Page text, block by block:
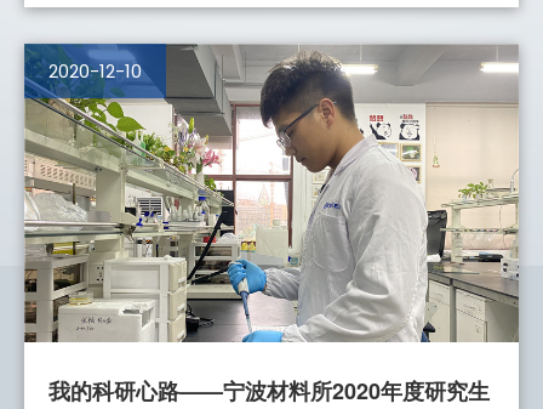
2020-12-10
我的科研心路——宁波材料所2020年度研究生